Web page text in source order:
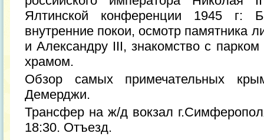
Ялтинской конференции 1945 г:
внутренние покои, осмотр памятника
и Александру III, знакомство с
храмом.
Обзор самых примечательных
Демерджи.
Трансфер на ж/д вокзал
18:30. Отъезд.